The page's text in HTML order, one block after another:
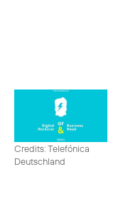
Credits: Telefónica
Deutschland